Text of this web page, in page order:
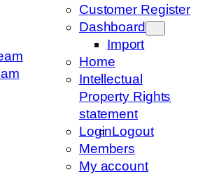
Customer Register
Dashboard
Import
Home
Intellectual
Property Rights
statement
LoginLogout
Members
My account